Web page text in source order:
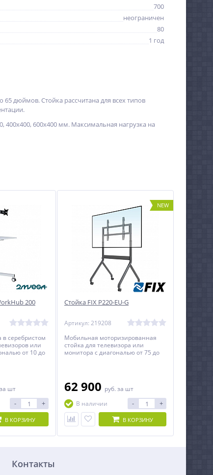
700
неограничен
80
1 год
65 дюймов. Стойка рассчитана для всех типов
400х400, 600х400 мм. Максимальная нагрузка на
200
серебристом
или
от 10 до
за шт
- +
В КОРЗИНУ
NEW
Стойка FIX P220-EU-G
Артикул: 219208
Мобильная моторизированная
стойка для телевизора или
монитора с диагональю от 75 до
62 900 руб. за шт
В наличии
- +
В КОРЗИНУ
Контакты